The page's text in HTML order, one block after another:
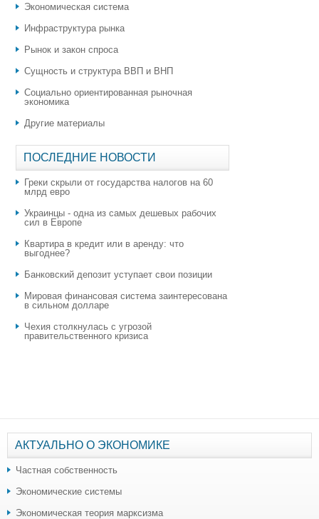
Экономическая система
Инфраструктура рынка
Рынок и закон спроса
Сущность и структура ВВП и ВНП
Социально ориентированная рыночная
экономика
Другие материалы
ПОСЛЕДНИЕ НОВОСТИ
Греки скрыли от государства налогов на 60
млрд евро
Украинцы - одна из самых дешевых рабочих
сил в Европе
Квартира в кредит или в аренду: что
выгоднее?
​Банковский депозит уступает свои позиции
Мировая финансовая система заинтересована
в сильном долларе
Чехия столкнулась с угрозой
правительственного кризиса
АКТУАЛЬНО О ЭКОНОМИКЕ
Частная собственность
Экономические системы
Экономическая теория марксизма